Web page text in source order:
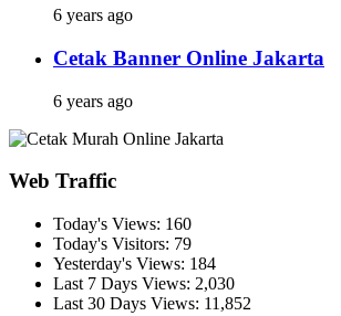
6 years ago
Cetak Banner Online Jakarta
6 years ago
Web Traffic
Today's Views: 160
Today's Visitors: 79
Yesterday's Views: 184
Last 7 Days Views: 2,030
Last 30 Days Views: 11,852